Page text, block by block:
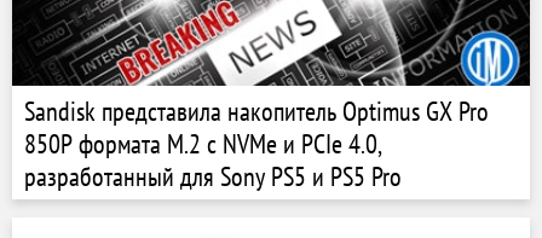
Sandisk представила накопитель Optimus GX Pro
850P формата M.2 с NVMe и PCIe 4.0,
разработанный для Sony PS5 и PS5 Pro